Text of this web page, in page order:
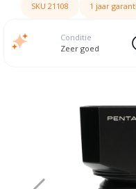
SKU 21108 1 jaar
Conditie
Zeer goed